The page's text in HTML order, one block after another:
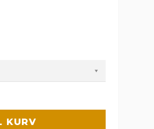
KURV